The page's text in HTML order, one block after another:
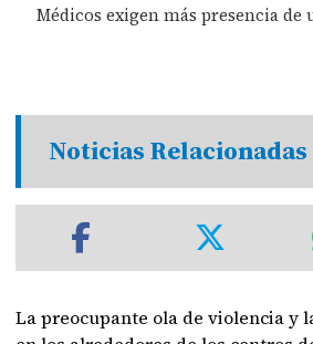
Médicos exigen más presencia de
Noticias Relacionadas
La preocupante ola de violencia y